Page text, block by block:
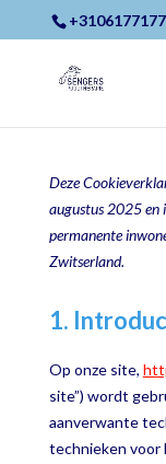
Deze
augustus 2025 en
permanente
Zwitserland.
1.
Op onze site,
site”) wordt
aanverwante
technieken voor